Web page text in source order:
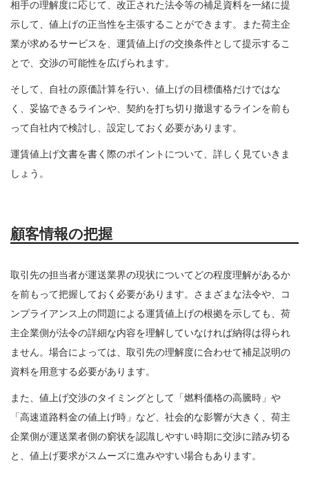
相手の理解度に応じて、改正された法令等の補足資料を一緒に提
示して、値上げの正当性を主張することができます。また荷主企
業が求めるサービスを、運賃値上げの交換条件として提示するこ
とで、交渉の可能性を広げられます。
そして、自社の原価計算を行い、値上げの目標価格だけではな
く、妥協できるラインや、契約を打ち切り撤退するラインを前も
って自社内で検討し、設定しておく必要があります。
運賃値上げ文書を書く際のポイントについて、詳しく見ていきま
しょう。
顧客情報の把握
取引先の担当者が運送業界の現状についてどの程度理解があるか
を前もって把握しておく必要があります。さまざまな法令や、コ
ンプライアンス上の問題による運賃値上げの根拠を示しても、荷
主企業側が法令の詳細な内容を理解していなければ納得は得られ
ません。場合によっては、取引先の理解度に合わせて補足説明の
資料を用意する必要があります。
また、値上げ交渉のタイミングとして「燃料価格の高騰時」や
「高速道路料金の値上げ時」など、社会的な影響が大きく、荷主
企業側が運送業者側の窮状を認識しやすい時期に交渉に踏み切る
と、値上げ要求がスムーズに進みやすい場合もあります。